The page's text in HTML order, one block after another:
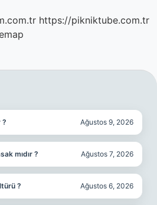
https://pikniktube.com.tr
? Ağustos 9, 2026
mıdır ? Ağustos 7, 2026
? Ağustos 6, 2026